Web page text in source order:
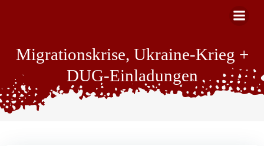
Migrationskrise, Ukraine-Krieg +
DUG-Einladungen